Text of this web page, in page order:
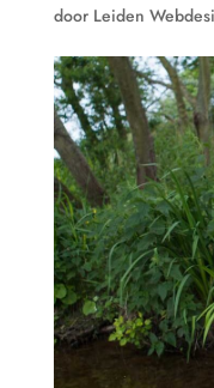
door Leiden